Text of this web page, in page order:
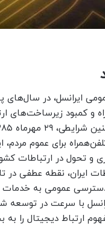
و کمبود زیرساخت‌های
برای عموم مردم،
و تحول در ارتباطات
ایران، نقطه عطفی
عمومی به خدمات
با سرعت در توسعه
ارتباط دیجیتال را به